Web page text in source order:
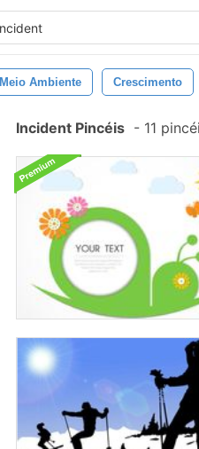
Meio Ambiente Crescimento
Incident Pincéis - 11